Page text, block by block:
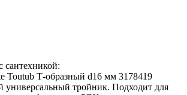
сантехникой:
Toutub Т-образный d16 мм 3178419
универсальный тройник. Подходит для